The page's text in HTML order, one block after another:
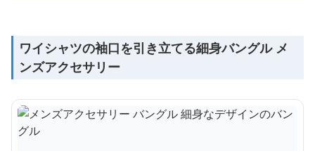
ワイシャツの袖口を引き立てる細身バングル メ
ンズアクセサリー